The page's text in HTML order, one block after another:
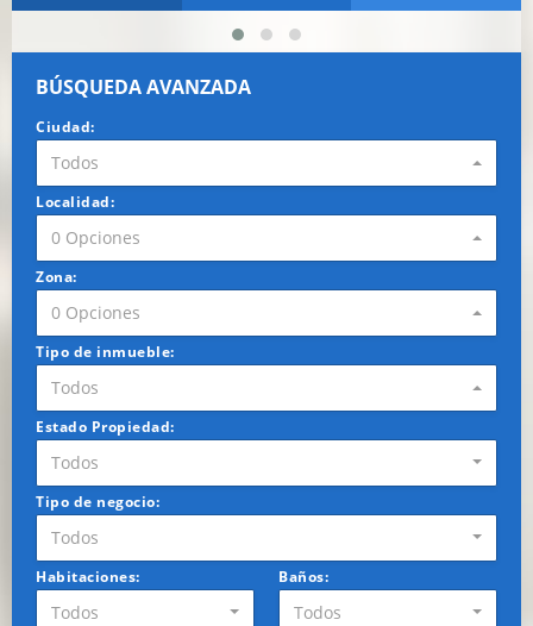
BÚSQUEDA AVANZADA
Ciudad:
Todos
Localidad:
0 Opciones
Zona:
0 Opciones
Tipo de inmueble:
Todos
Estado Propiedad:
Todos
Tipo de negocio:
Todos
Habitaciones:
Todos
Baños:
Todos